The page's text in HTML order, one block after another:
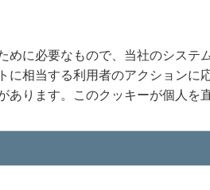
めに必要なもので、当社のシス
に相当する利用者のアクション
ります。このクッキーが個人を